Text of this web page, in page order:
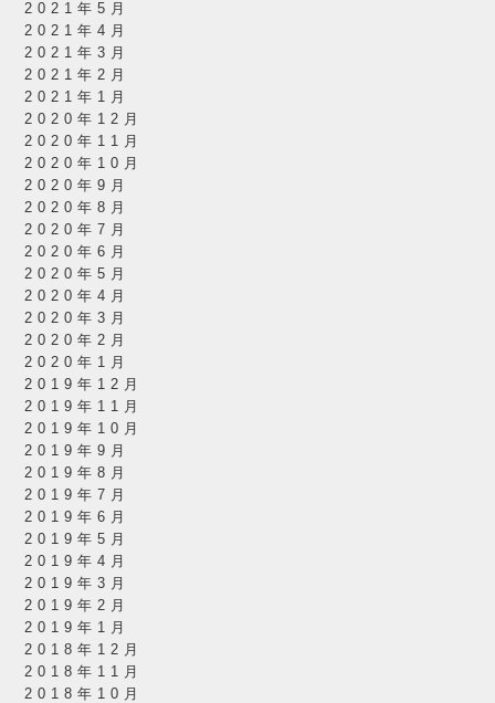
2021年5月
2021年4月
2021年3月
2021年2月
2021年1月
2020年12月
2020年11月
2020年10月
2020年9月
2020年8月
2020年7月
2020年6月
2020年5月
2020年4月
2020年3月
2020年2月
2020年1月
2019年12月
2019年11月
2019年10月
2019年9月
2019年8月
2019年7月
2019年6月
2019年5月
2019年4月
2019年3月
2019年2月
2019年1月
2018年12月
2018年11月
2018年10月